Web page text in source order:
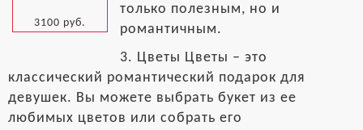
3100 руб.
только полезным, но и
романтичным.
3. Цветы Цветы – это
классический романтический подарок для
девушек. Вы можете выбрать букет из ее
любимых цветов или собрать его